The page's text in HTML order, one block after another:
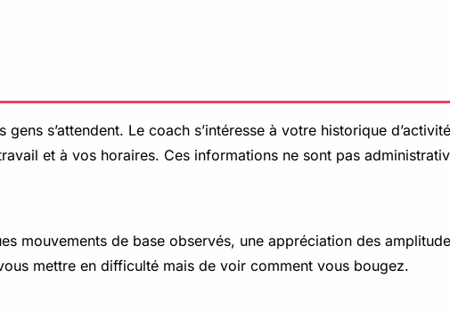
s’attendent. Le coach s’intéresse à votre historique
et à vos horaires. Ces informations ne sont pas
mouvements de base observés, une appréciation des
mettre en difficulté mais de voir comment vous bougez.